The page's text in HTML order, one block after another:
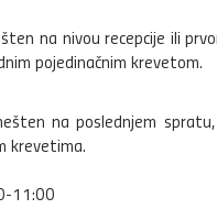
na nivou recepcije ili
pojedinačnim krevetom.
na poslednjem
krevetima.
11:00